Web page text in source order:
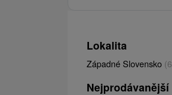
Lokalita
Západné Slovensko
Nejprodávanější